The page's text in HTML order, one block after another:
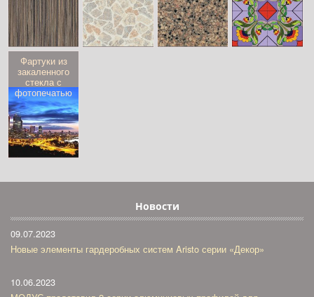
Фартуки из
закаленного
стекла с
фотопечатью
Новости
09.07.2023
Новые элементы гардеробных систем Aristo серии «Декор»
10.06.2023